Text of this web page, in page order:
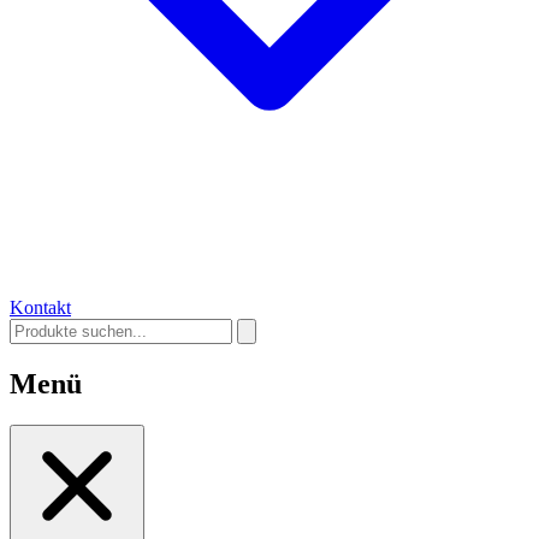
Kontakt
Menü